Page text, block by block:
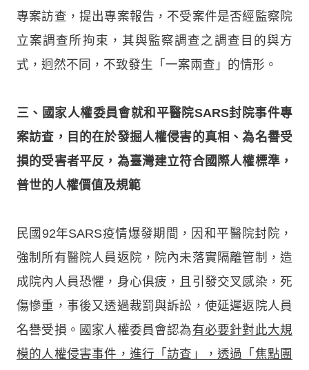
專案訪查，提出專案報告，不受案件是否經監察院
立案調查所拘束，其與監察調查之調查目的與方
式，迥然不同，不致發生「一案兩查」的情形。
三、國家人權委員會就和平醫院SARS封院事件專
案訪查，目的在於發掘人權侵害的真相、為名譽受
損的受害者平反，為臺灣建立符合國際人權標準，
普世的人權價值及規範
民國92年SARS疫情爆發期間，因和平醫院封院，
強制所有醫院人員返院，院內未落實隔離管制，造
成院內人員恐懼，身心俱疲，且引發交叉感染，死
傷慘重，事後又透過裁罰與訴訟，使延遲返院人員
名譽受損。國家人權委員會認為有必要針對此大規
模的人權侵害事件，進行「訪查」，透過「焦點團